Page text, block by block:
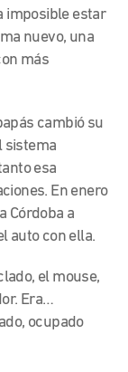
imposible estar
nuevo, una
más
cambió su
sistema
esa
En enero
Córdoba a
auto con ella.
el mouse,
Era…
ocupado